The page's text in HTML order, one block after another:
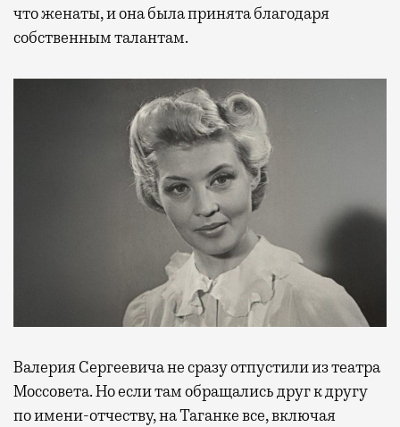
что женаты, и она была принята благодаря
собственным талантам.
Валерия Сергеевича не сразу отпустили из театра
Моссовета. Но если там обращались друг к другу
по имени-отчеству, на Таганке все, включая